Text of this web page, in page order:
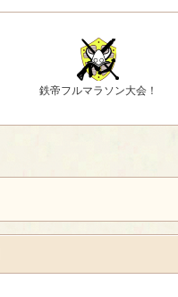
鉄帝フルマラソン大会！